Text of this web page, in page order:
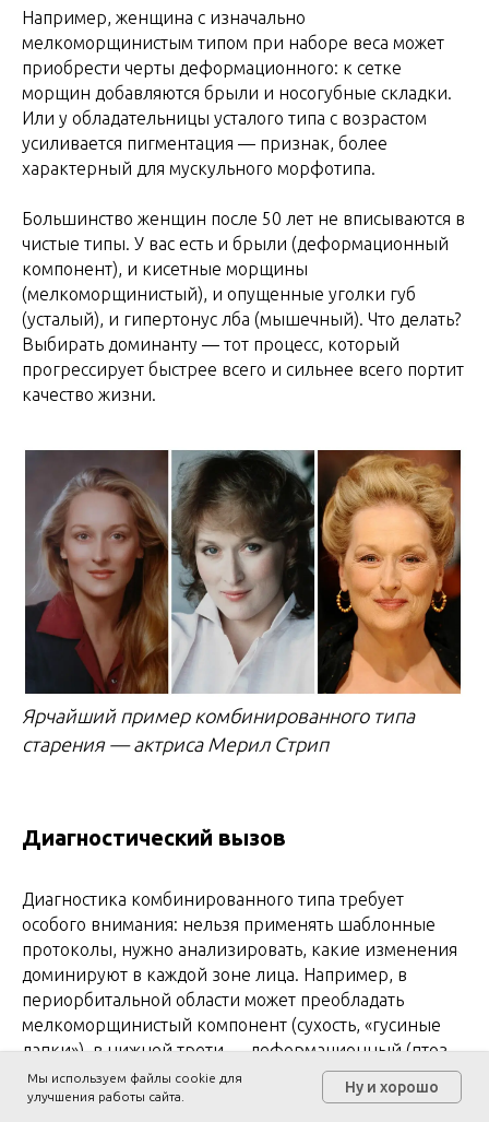
Например, женщина с изначально
мелкоморщинистым типом при наборе веса может
приобрести черты деформационного: к сетке
морщин добавляются брыли и носогубные складки.
Или у обладательницы усталого типа с возрастом
усиливается пигментация — признак, более
характерный для мускульного морфотипа.
Большинство женщин после 50 лет не вписываются в
чистые типы. У вас есть и брыли (деформационный
компонент), и кисетные морщины
(мелкоморщинистый), и опущенные уголки губ
(усталый), и гипертонус лба (мышечный). Что делать?
Выбирать доминанту — тот процесс, который
прогрессирует быстрее всего и сильнее всего портит
качество жизни.
Ярчайший пример комбинированного типа
старения — актриса Мерил Стрип
Диагностический вызов
Диагностика комбинированного типа требует
особого внимания: нельзя применять шаблонные
протоколы, нужно анализировать, какие изменения
доминируют в каждой зоне лица. Например, в
периорбитальной области может преобладать
мелкоморщинистый компонент (сухость, «гусиные
лапки»), в нижней трети — деформационный (птоз,
брыли), а в целом — усталый (отечность, тусклый
цвет). Программа коррекции строится по принципу
Мы используем файлы cookie для
улучшения работы сайта.
Ну и хорошо
Онлайн
Написать